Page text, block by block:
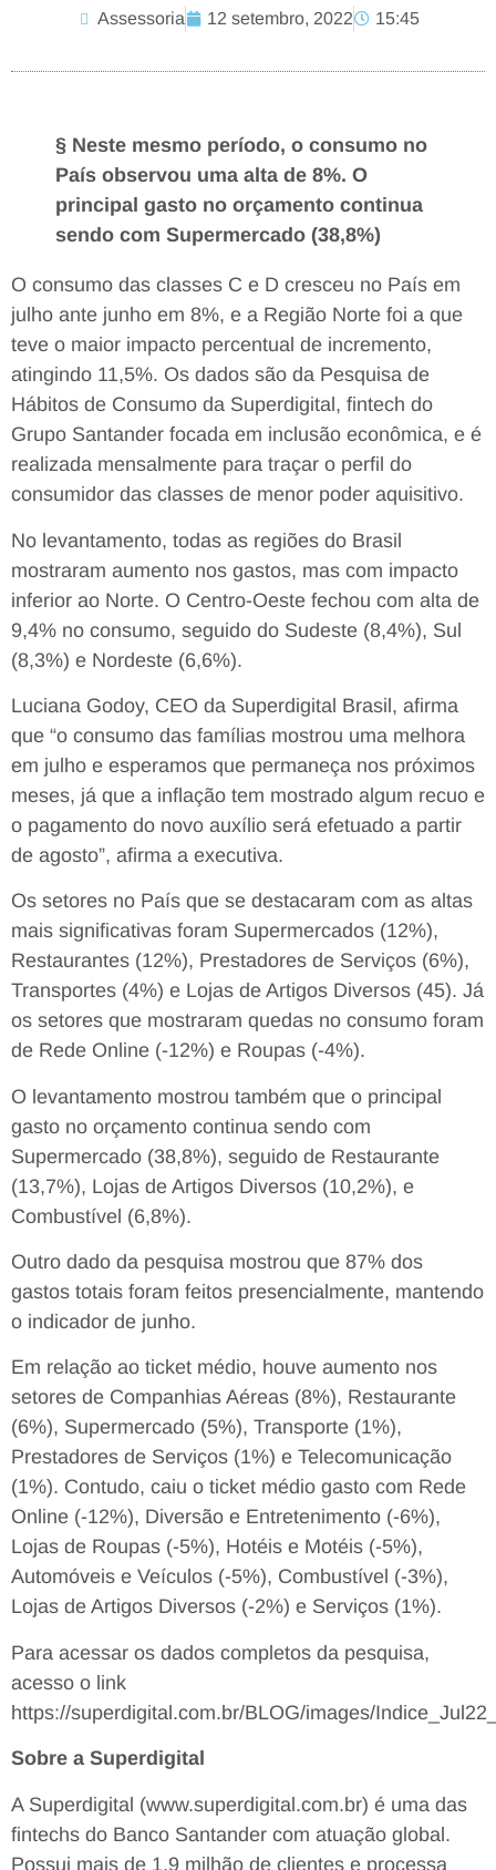
Assessoria 12 setembro, 2022 15:45
§ Neste mesmo período, o consumo no
País observou uma alta de 8%. O
principal gasto no orçamento continua
sendo com Supermercado (38,8%)
O consumo das classes C e D cresceu no País em
julho ante junho em 8%, e a Região Norte foi a que
teve o maior impacto percentual de incremento,
atingindo 11,5%. Os dados são da Pesquisa de
Hábitos de Consumo da Superdigital, fintech do
Grupo Santander focada em inclusão econômica, e é
realizada mensalmente para traçar o perfil do
consumidor das classes de menor poder aquisitivo.
No levantamento, todas as regiões do Brasil
mostraram aumento nos gastos, mas com impacto
inferior ao Norte. O Centro-Oeste fechou com alta de
9,4% no consumo, seguido do Sudeste (8,4%), Sul
(8,3%) e Nordeste (6,6%).
Luciana Godoy, CEO da Superdigital Brasil, afirma
que “o consumo das famílias mostrou uma melhora
em julho e esperamos que permaneça nos próximos
meses, já que a inflação tem mostrado algum recuo e
o pagamento do novo auxílio será efetuado a partir
de agosto”, afirma a executiva.
Os setores no País que se destacaram com as altas
mais significativas foram Supermercados (12%),
Restaurantes (12%), Prestadores de Serviços (6%),
Transportes (4%) e Lojas de Artigos Diversos (45). Já
os setores que mostraram quedas no consumo foram
de Rede Online (-12%) e Roupas (-4%).
O levantamento mostrou também que o principal
gasto no orçamento continua sendo com
Supermercado (38,8%), seguido de Restaurante
(13,7%), Lojas de Artigos Diversos (10,2%), e
Combustível (6,8%).
Outro dado da pesquisa mostrou que 87% dos
gastos totais foram feitos presencialmente, mantendo
o indicador de junho.
Em relação ao ticket médio, houve aumento nos
setores de Companhias Aéreas (8%), Restaurante
(6%), Supermercado (5%), Transporte (1%),
Prestadores de Serviços (1%) e Telecomunicação
(1%). Contudo, caiu o ticket médio gasto com Rede
Online (-12%), Diversão e Entretenimento (-6%),
Lojas de Roupas (-5%), Hotéis e Motéis (-5%),
Automóveis e Veículos (-5%), Combustível (-3%),
Lojas de Artigos Diversos (-2%) e Serviços (1%).
Para acessar os dados completos da pesquisa,
acesso o link
https://superdigital.com.br/BLOG/images/
Sobre a Superdigital
A Superdigital (www.superdigital.com.br) é uma das
fintechs do Banco Santander com atuação global.
Possui mais de 1,9 milhão de clientes e processa